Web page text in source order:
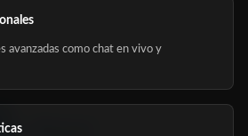
avanzadas como chat en vivo y